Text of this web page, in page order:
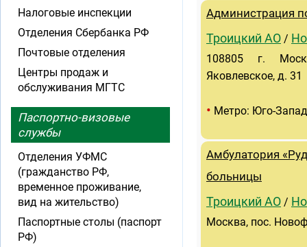
Администрация
Троицкий АО /
108805 г.
Яковлевское, д. 31
• Метро: Юго-
Амбулатория
больницы
Троицкий АО /
Москва, пос.
Налоговые инспекции
Отделения Сбербанка РФ
Почтовые отделения
Центры продаж и
обслуживания МГТС
Паспортно-визовые
службы
Отделения УФМС
(гражданство РФ,
временное проживание,
вид на жительство)
Паспортные столы (паспорт
РФ)